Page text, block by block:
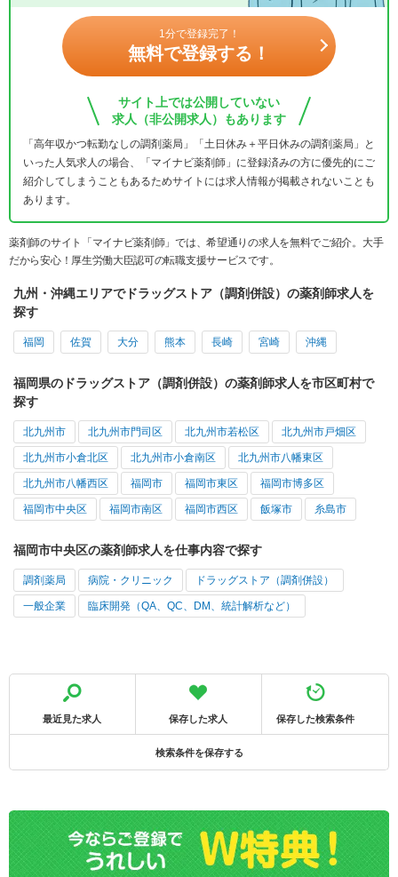
1分で登録完了！
無料で登録する！
サイト上では公開していない
求人（非公開求人）もあります
「高年収かつ転勤なしの調剤薬局」「土日休み＋平日休みの調剤薬局」と
いった人気求人の場合、「マイナビ薬剤師」に登録済みの方に優先的にご
紹介してしまうこともあるためサイトには求人情報が掲載されないことも
あります。
薬剤師のサイト「マイナビ薬剤師」では、希望通りの求人を無料でご紹介。大手
だから安心！厚生労働大臣認可の転職支援サービスです。
九州・沖縄エリアでドラッグストア（調剤併設）の薬剤師求人を
探す
福岡 佐賀 大分 熊本 長崎 宮崎 沖縄
福岡県のドラッグストア（調剤併設）の薬剤師求人を市区町村で
探す
北九州市 北九州市門司区 北九州市若松区 北九州市戸畑区
北九州市小倉北区 北九州市小倉南区 北九州市八幡東区
北九州市八幡西区 福岡市 福岡市東区 福岡市博多区
福岡市中央区 福岡市南区 福岡市西区 飯塚市 糸島市
福岡市中央区の薬剤師求人を仕事内容で探す
調剤薬局 病院・クリニック ドラッグストア（調剤併設）
一般企業 臨床開発（QA、QC、DM、統計解析など）
最近見た求人 保存した求人 保存した検索条件
検索条件を保存する